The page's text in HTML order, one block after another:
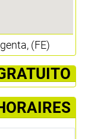
(FE)